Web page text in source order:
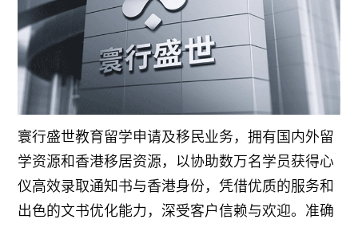
寰行盛世教育留学申请及移民业务，拥有国内外留
学资源和香港移居资源，以协助数万名学员获得心
仪高效录取通知书与香港身份，凭借优质的服务和
出色的文书优化能力，深受客户信赖与欢迎。准确